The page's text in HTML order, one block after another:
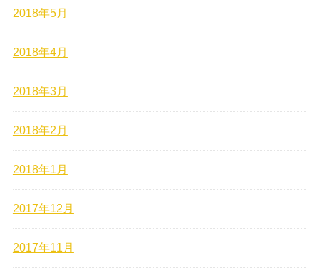
2018年5月
2018年4月
2018年3月
2018年2月
2018年1月
2017年12月
2017年11月